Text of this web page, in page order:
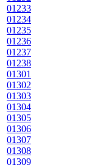
01233
01234
01235
01236
01237
01238
01301
01302
01303
01304
01305
01306
01307
01308
01309